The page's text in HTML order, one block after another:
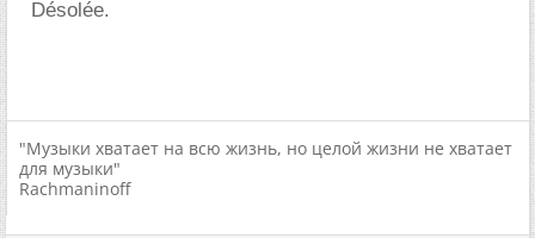
Désolée.
"Музыки хватает на всю жизнь, но целой жизни не хватает
для музыки"
Rachmaninoff